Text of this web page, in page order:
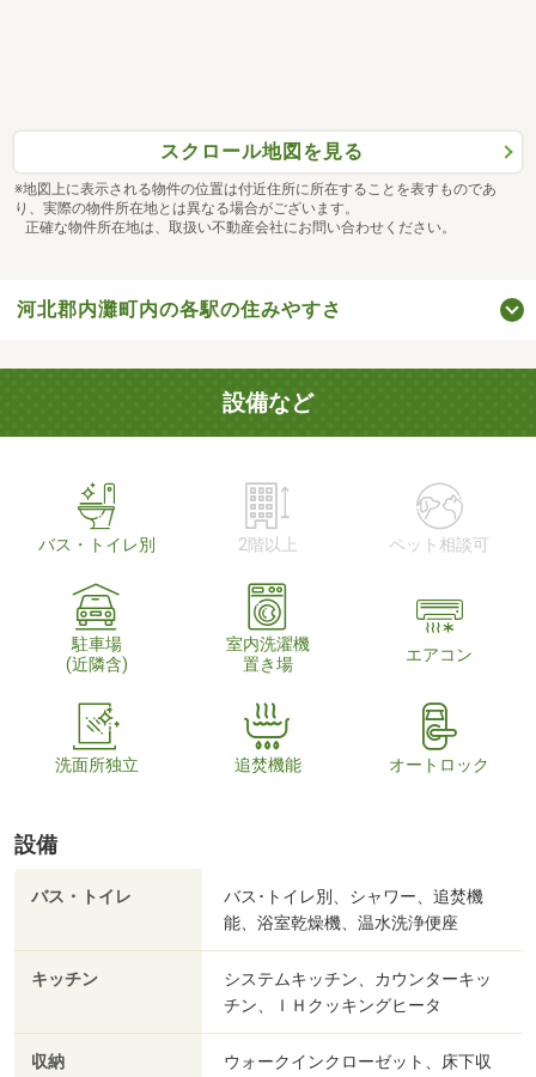
スクロール地図を見る
※地図上に表示される物件の位置は付近住所に所在することを表すものであ
り、実際の物件所在地とは異なる場合がございます。
正確な物件所在地は、取扱い不動産会社にお問い合わせください。
河北郡内灘町内の各駅の住みやすさ
設備など
バス・トイレ別 2階以上 ペット相談可
駐車場
(近隣含)
室内洗濯機
置き場
エアコン
洗面所独立 追焚機能 オートロック
設備
バス・トイレ
バス･トイレ別、シャワー、追焚機
能、浴室乾燥機、温水洗浄便座
キッチン
システムキッチン、カウンターキッ
チン、ＩＨクッキングヒータ
収納
ウォークインクローゼット、床下収